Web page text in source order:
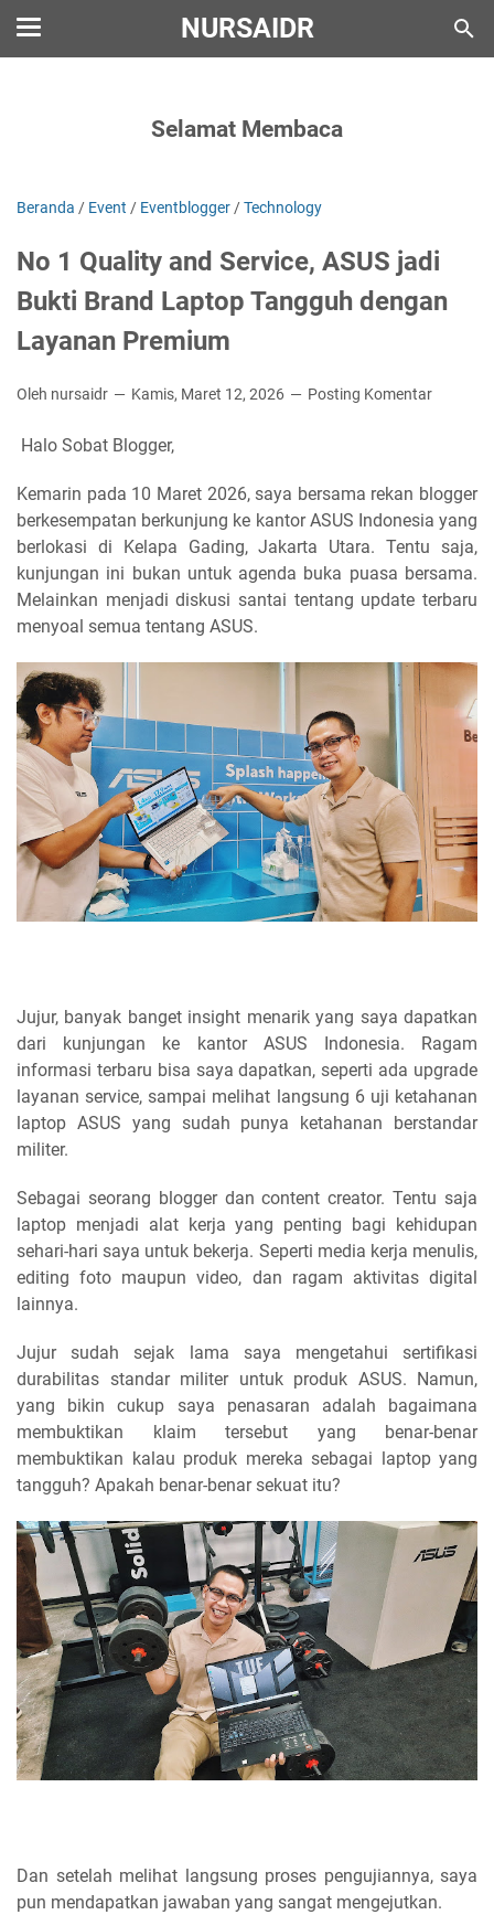
NURSAIDR
Selamat Membaca
Beranda / Event / Eventblogger /Technology
No 1 Quality and Service, ASUS jadi
Bukti Brand Laptop Tangguh dengan
Layanan Premium
Oleh nursaidr Kamis, Maret 12, 2026 Posting Komentar
Halo Sobat Blogger,
Kemarin pada 10 Maret 2026, saya bersama rekan blogger
berkesempatan berkunjung ke kantor ASUS Indonesia yang
berlokasi di Kelapa Gading, Jakarta Utara. Tentu saja,
kunjungan ini bukan untuk agenda buka puasa bersama.
Melainkan menjadi diskusi santai tentang update terbaru
menyoal semua tentang ASUS.
Jujur, banyak banget insight menarik yang saya dapatkan
dari kunjungan ke kantor ASUS Indonesia. Ragam
informasi terbaru bisa saya dapatkan, seperti ada upgrade
layanan service, sampai melihat langsung 6 uji ketahanan
laptop ASUS yang sudah punya ketahanan berstandar
militer.
Sebagai seorang blogger dan content creator. Tentu saja
laptop menjadi alat kerja yang penting bagi kehidupan
sehari-hari saya untuk bekerja. Seperti media kerja menulis,
editing foto maupun video, dan ragam aktivitas digital
lainnya.
Jujur sudah sejak lama saya mengetahui sertifikasi
durabilitas standar militer untuk produk ASUS. Namun,
yang bikin cukup saya penasaran adalah bagaimana
membuktikan klaim tersebut yang benar-benar
membuktikan kalau produk mereka sebagai laptop yang
tangguh? Apakah benar-benar sekuat itu?
Dan setelah melihat langsung proses pengujiannya, saya
pun mendapatkan jawaban yang sangat mengejutkan.